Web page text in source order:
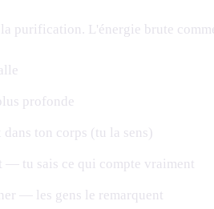
purification. L'énergie brute
profonde
ton corps (tu la sens)
— tu sais ce qui compte vraiment
— les gens le remarquent